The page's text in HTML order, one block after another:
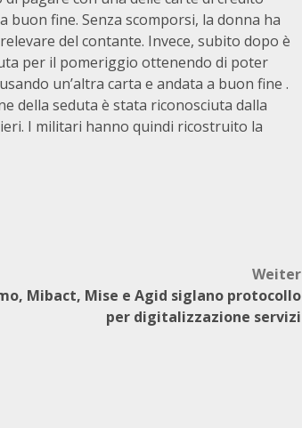
fine. Senza scomporsi, la donna ha
del contante. Invece, subito dopo è
per il pomeriggio ottenendo di poter
un’altra carta e andata a buon fine .
della seduta è stata riconosciuta dalla
I militari hanno quindi ricostruito la
Weiter
Mibact, Mise e Agid siglano protocollo
per digitalizzazione servizi